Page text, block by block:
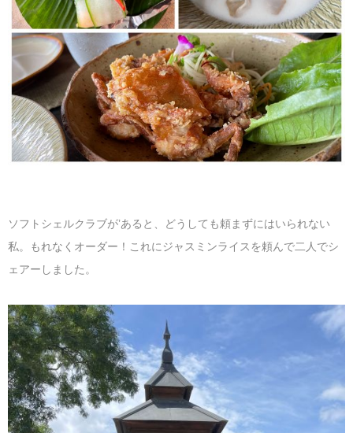
ソフトシェルクラブが’あると、どうしても頼まずにはいられない
私。もれなくオーダー！これにジャスミンライスを頼んで二人でシ
ェアーしました。